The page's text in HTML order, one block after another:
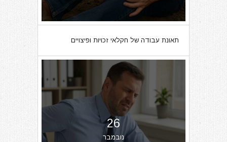
תאונת עבודה של חקלאי זכויות ופיצויים
26
נובמבר